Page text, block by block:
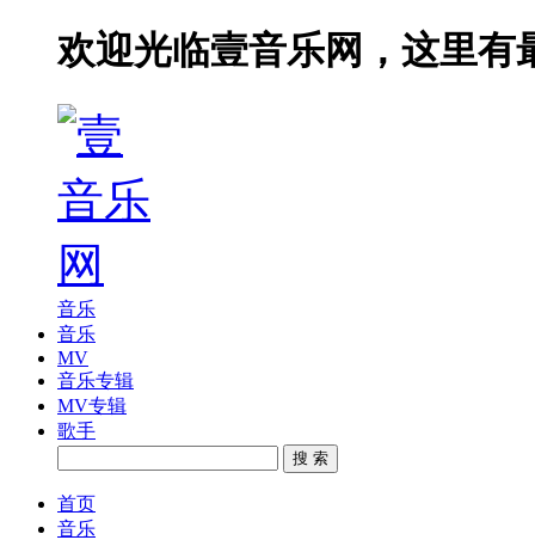
欢迎光临壹音乐网，这里有
音乐
音乐
MV
音乐专辑
MV专辑
歌手
搜 索
首页
音乐